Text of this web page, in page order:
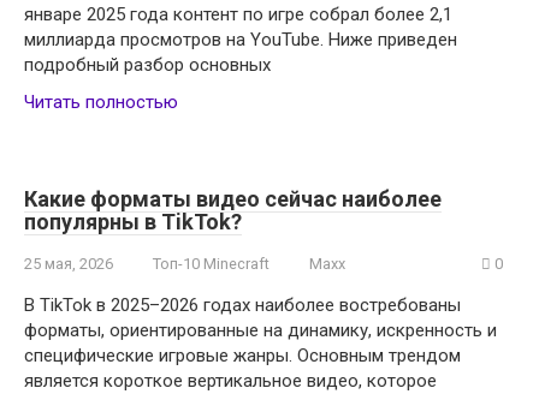
январе 2025 года контент по игре собрал более 2,1
миллиарда просмотров на YouTube. Ниже приведен
подробный разбор основных
Читать полностью
Какие форматы видео сейчас наиболее
популярны в TikTok?
25 мая, 2026 Топ-10 Minecraft Maxx 0
В TikTok в 2025–2026 годах наиболее востребованы
форматы, ориентированные на динамику, искренность и
специфические игровые жанры. Основным трендом
является короткое вертикальное видео, которое